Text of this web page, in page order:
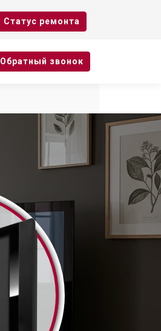
Cтатус ремонта
Oбратный звонок